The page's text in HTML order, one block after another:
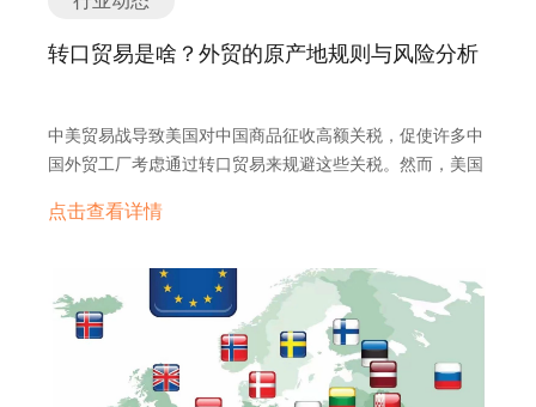
工具推荐 1. Google Voice ✅ 优点：美国和加拿大号码免
2. OpenPhone ✅ 优点：注册简单、UI现代、通话稳定、
价格合理； 📱 附带美国或加拿大虚拟号码，适合短信+电话
+CRM 集成； ⭐ 适合：中小外贸企业或个人外贸开发者。
3. Zoom Phone ✅…
转口贸易是啥？外贸的原产地规则与风险分析
中美贸易战导致美国对中国商品征收高额关税，促使许多中
国外贸工厂考虑通过转口贸易来规避这些关税。然而，美国
面，要求必须在中间国进行实质性改变，例如海关编码的改
易国家（如越南、马来西亚、泰国、墨西哥和加拿大）的最
新原产地规则细则，评估通过这些国家进行转口贸易的潜在
风险，并为外贸企业提供合规建议。 一、理解美国海关关
于转口贸易的法规 美国海关对非法转口贸易的定义：转口
贸易本身在国际贸易中是一种常见的合法行为。然而，当转
点击查看详情